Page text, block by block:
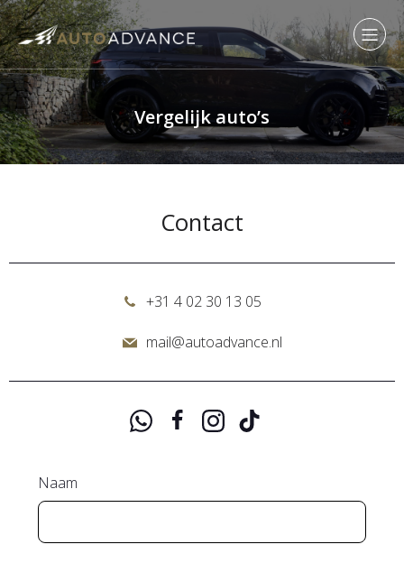
Vergelijk auto’s
Contact
+31 4 02 30 13 05
mail@autoadvance.nl
Naam